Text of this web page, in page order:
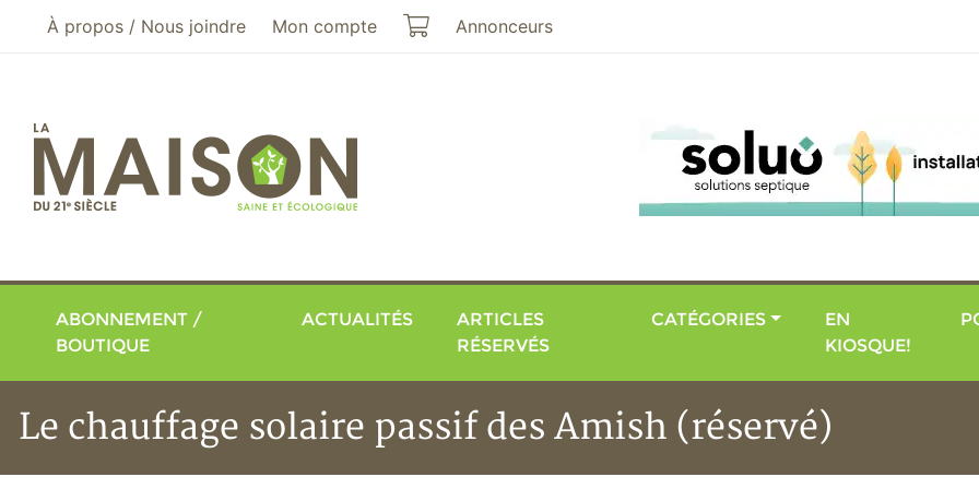
Aller au menu principal
Aller au contenu principal
À propos / Nous joindre Mon compte Mon panier
Annonceurs
ABONNEMENT /
BOUTIQUE
ACTUALITÉS
ARTICLES
RÉSERVÉS
CATÉGORIES
EN
KIOSQUE!
Le chauffage solaire passif des Amish (réservé)